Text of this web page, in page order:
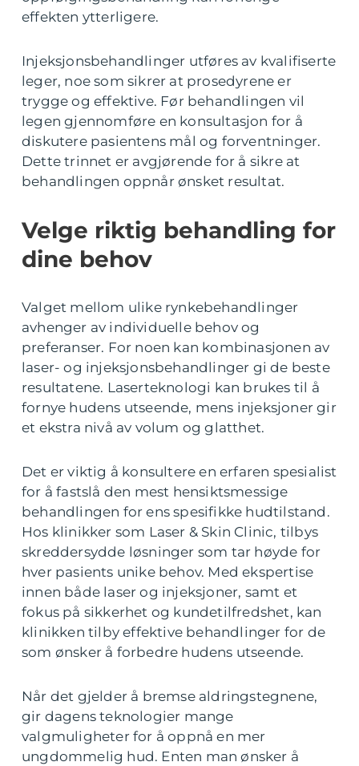
effekten ytterligere.
Injeksjonsbehandlinger utføres av kvalifiserte
leger, noe som sikrer at prosedyrene er
trygge og effektive. Før behandlingen vil
legen gjennomføre en konsultasjon for å
diskutere pasientens mål og forventninger.
Dette trinnet er avgjørende for å sikre at
behandlingen oppnår ønsket resultat.
Velge riktig behandling for
dine behov
Valget mellom ulike rynkebehandlinger
avhenger av individuelle behov og
preferanser. For noen kan kombinasjonen av
laser- og injeksjonsbehandlinger gi de beste
resultatene. Laserteknologi kan brukes til å
fornye hudens utseende, mens injeksjoner gir
et ekstra nivå av volum og glatthet.
Det er viktig å konsultere en erfaren spesialist
for å fastslå den mest hensiktsmessige
behandlingen for ens spesifikke hudtilstand.
Hos klinikker som Laser & Skin Clinic, tilbys
skreddersydde løsninger som tar høyde for
hver pasients unike behov. Med ekspertise
innen både laser og injeksjoner, samt et
fokus på sikkerhet og kundetilfredshet, kan
klinikken tilby effektive behandlinger for de
som ønsker å forbedre hudens utseende.
Når det gjelder å bremse aldringstegnene,
gir dagens teknologier mange
valgmuligheter for å oppnå en mer
ungdommelig hud. Enten man ønsker å